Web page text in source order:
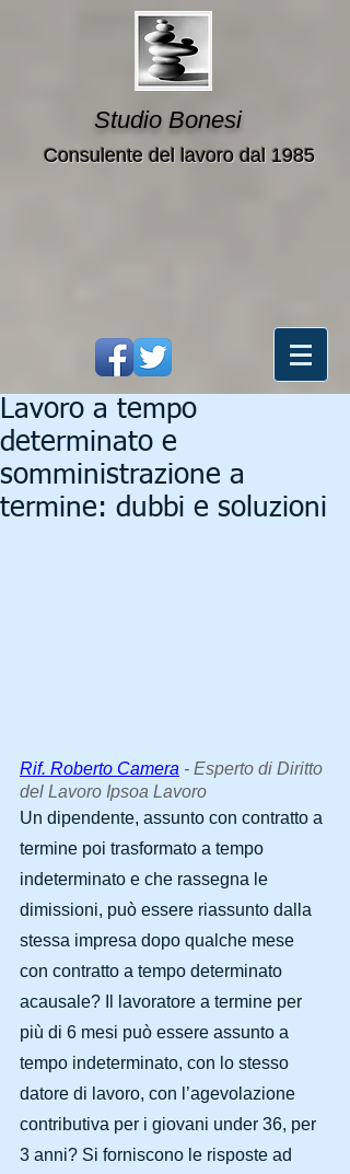
Studio Bonesi
Consulente del lavoro dal 1985
Lavoro a tempo
determinato e
somministrazione a
termine: dubbi e soluzioni
Rif. Roberto Camera - Esperto di Diritto
del Lavoro Ipsoa Lavoro
Un dipendente, assunto con contratto a
termine poi trasformato a tempo
indeterminato e che rassegna le
dimissioni, può essere riassunto dalla
stessa impresa dopo qualche mese
con contratto a tempo determinato
acausale? Il lavoratore a termine per
più di 6 mesi può essere assunto a
tempo indeterminato, con lo stesso
datore di lavoro, con l’agevolazione
contributiva per i giovani under 36, per
3 anni? Si forniscono le risposte ad